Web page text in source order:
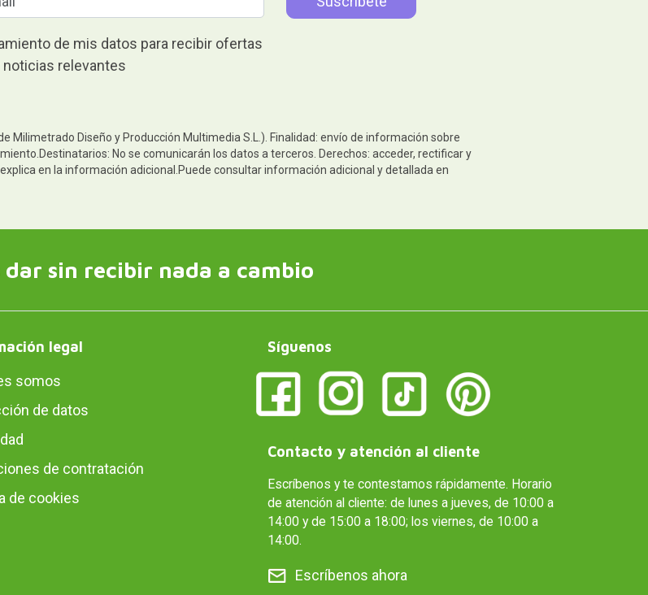
de mis datos para recibir ofertas
relevantes
Milimetrado Diseño y Producción Multimedia S.L.). Finalidad: envío de información sobre
No se comunicarán los datos a terceros. Derechos: acceder, rectificar y
en la información adicional.Puede consultar información adicional y detallada en
dar sin recibir nada a cambio
legal
somos
de datos
de contratación
de cookies
Síguenos
Contacto y atención al cliente
Escríbenos y te contestamos rápidamente. Horario
de atención al cliente: de lunes a jueves, de 10:00 a
14:00 y de 15:00 a 18:00; los viernes, de 10:00 a
14:00.
Escríbenos ahora